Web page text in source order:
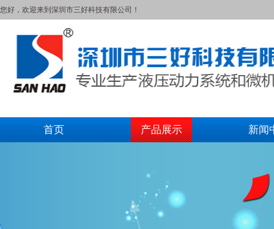
您好，欢迎来到深圳市三好科技有限公司！
首页 产品展示 新闻